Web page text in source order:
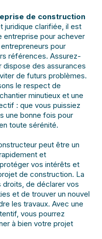
de construction
juridique clarifiée, il est
entreprise pour achever
pour
références. Assurez-
dispose des assurances
de futurs problèmes.
le respect de
minutieux et une
: que vous puissiez
une bonne fois pour
toute sérénité.
peut être un
et
vos intérêts et
de construction. La
de déclarer vos
et de trouver un nouvel
les travaux. Avec une
vous pourrez
à bien votre projet